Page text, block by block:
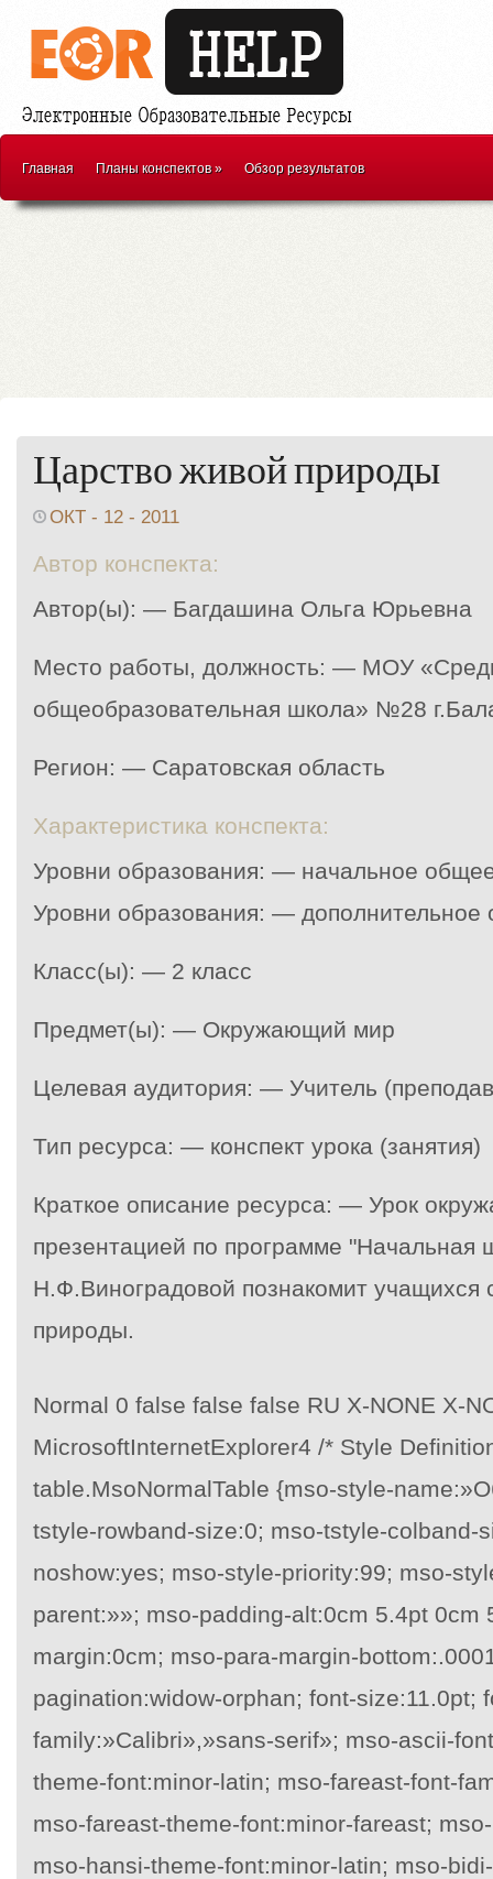
Главная Планы конспектов» Обзор результатов
Царство живой природы
ОКТ - 12 - 2011
Автор конспекта:
Автор(ы): — Багдашина Ольга Юрьевна
Место работы, должность: — МОУ
общеобразовательная школа» №28
Регион: — Саратовская область
Характеристика конспекта:
Уровни образования: — начальное
Уровни образования: — дополнительное
Класс(ы): — 2 класс
Предмет(ы): — Окружающий мир
Целевая аудитория: — Учитель
Тип ресурса: — конспект урока (занятия)
Краткое описание ресурса: — Урок
презентацией по программе "Начальная
Н.Ф.Виноградовой познакомит учащихся
природы.
Normal 0 false false false RU X-NONE X-
MicrosoftInternetExplorer4 /* Style
table.MsoNormalTable {mso-style-
tstyle-rowband-size:0; mso-tstyle-colband-
noshow:yes; mso-style-priority:99; mso-
parent:»»; mso-padding-alt:0cm 5.4pt 0cm
margin:0cm; mso-para-margin-
pagination:widow-orphan; font-size:11.0pt;
family:»Calibri»,»sans-serif»; mso-ascii-
theme-font:minor-latin; mso-fareast-font-
mso-fareast-theme-font:minor-fareast;
mso-hansi-theme-font:minor-latin; mso-